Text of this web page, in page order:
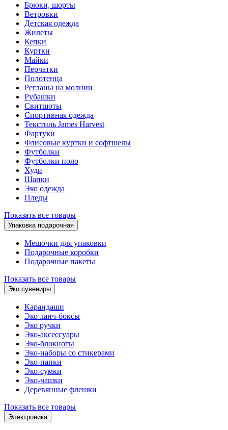
Брюки, шорты
Ветровки
Детская одежда
Жилеты
Кепки
Куртки
Майки
Перчатки
Полотенца
Регланы на молнии
Рубашки
Свитшоты
Спортивная одежда
Текстиль James Harvest
Фартуки
Флисовые куртки и софтшелы
Футболки
Футболки поло
Худи
Шапки
Эко одежда
Пледы
Показать все товары
Упаковка подарочная
Мешочки для упаковки
Подарочные коробки
Подарочные пакеты
Показать все товары
Эко сувениры
Карандаши
Эко ланч-боксы
Эко ручки
Эко-аксессуары
Эко-блокноты
Эко-наборы со стикерами
Эко-папки
Эко-сумки
Эко-чашки
Деревянные флешки
Показать все товары
Электроника